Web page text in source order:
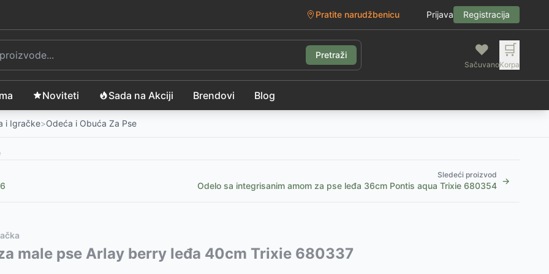
Pratite narudžbenicu Prijava Registracija
Pretraži ❤️
Sačuvano
🛒
Korpa
Noviteti Sada na Akciji Brendovi Blog
i Igračke>Odeća i Obuća Za Pse
Sledeći proizvod
Odelo sa integrisanim amom za pse leđa 36cm Pontis aqua Trixie 680354 →
RSD
RSD
male pse Arlay berry leđa 40cm Trixie 680337